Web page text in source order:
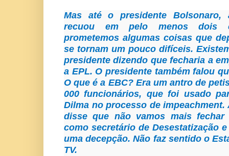
Mas até o presidente Bolsonaro,
recuou em pelo menos dois
prometemos algumas coisas que
se tornam um pouco difíceis.
presidente dizendo que fecharia a
a EPL. O presidente também falou
O que é a EBC? Era um antro de
000 funcionários, que foi usado
Dilma no processo de impeachment.
disse que não vamos mais fechar
como secretário de Desestatização
uma decepção. Não faz sentido o
TV.